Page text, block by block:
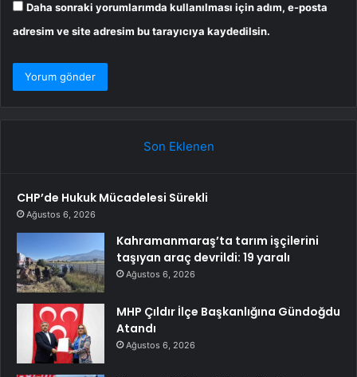
Daha sonraki yorumlarımda kullanılması için adım, e-posta
adresim ve site adresim bu tarayıcıya kaydedilsin.
Son Eklenen
CHP’de Hukuk Mücadelesi Sürekli
Ağustos 6, 2026
Kahramanmaraş’ta tarım işçilerini
taşıyan araç devrildi: 19 yaralı
Ağustos 6, 2026
MHP Çıldır İlçe Başkanlığına Gündoğdu
Atandı
Ağustos 6, 2026